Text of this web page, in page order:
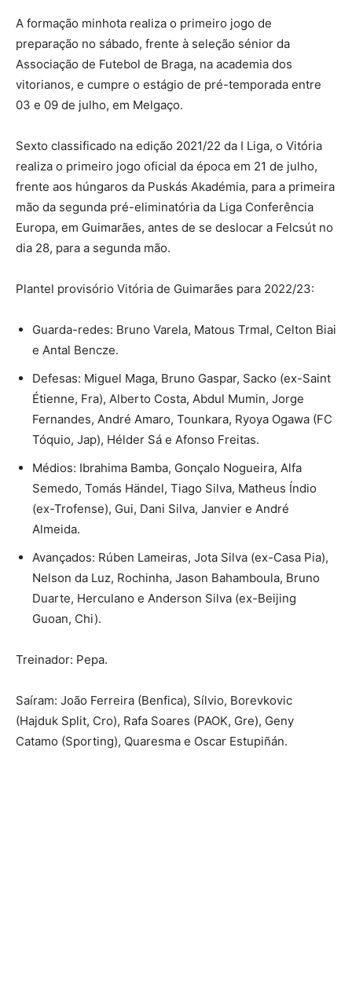
A formação minhota realiza o primeiro jogo de
preparação no sábado, frente à seleção sénior da
Associação de Futebol de Braga, na academia dos
vitorianos, e cumpre o estágio de pré-temporada entre
03 e 09 de julho, em Melgaço.
Sexto classificado na edição 2021/22 da I Liga, o Vitória
realiza o primeiro jogo oficial da época em 21 de julho,
frente aos húngaros da Puskás Akadémia, para a primeira
mão da segunda pré-eliminatória da Liga Conferência
Europa, em Guimarães, antes de se deslocar a Felcsút no
dia 28, para a segunda mão.
Plantel provisório Vitória de Guimarães para 2022/23:
Guarda-redes: Bruno Varela, Matous Trmal, Celton Biai
e Antal Bencze.
Defesas: Miguel Maga, Bruno Gaspar, Sacko (ex-Saint
Étienne, Fra), Alberto Costa, Abdul Mumin, Jorge
Fernandes, André Amaro, Tounkara, Ryoya Ogawa (FC
Tóquio, Jap), Hélder Sá e Afonso Freitas.
Médios: Ibrahima Bamba, Gonçalo Nogueira, Alfa
Semedo, Tomás Händel, Tiago Silva, Matheus Índio
(ex-Trofense), Gui, Dani Silva, Janvier e André
Almeida.
Avançados: Rúben Lameiras, Jota Silva (ex-Casa Pia),
Nelson da Luz, Rochinha, Jason Bahamboula, Bruno
Duarte, Herculano e Anderson Silva (ex-Beijing
Guoan, Chi).
Treinador: Pepa.
Saíram: João Ferreira (Benfica), Sílvio, Borevkovic
(Hajduk Split, Cro), Rafa Soares (PAOK, Gre), Geny
Catamo (Sporting), Quaresma e Oscar Estupiñán.